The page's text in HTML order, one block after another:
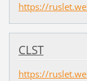
https://
CLST
https://